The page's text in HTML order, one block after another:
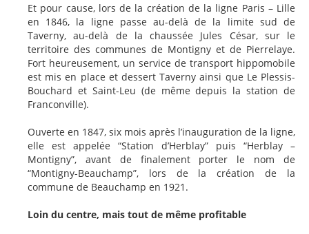
Et pour cause, lors de la création de la ligne Paris – Lille
en 1846, la ligne passe au-delà de la limite sud de
Taverny, au-delà de la chaussée Jules César, sur le
territoire des communes de Montigny et de Pierrelaye.
Fort heureusement, un service de transport hippomobile
est mis en place et dessert Taverny ainsi que Le Plessis-
Bouchard et Saint-Leu (de même depuis la station de
Franconville).
Ouverte en 1847, six mois après l’inauguration de la ligne,
elle est appelée “Station d’Herblay” puis “Herblay –
Montigny”, avant de finalement porter le nom de
“Montigny-Beauchamp”, lors de la création de la
commune de Beauchamp en 1921.
Loin du centre, mais tout de même profitable